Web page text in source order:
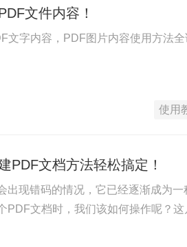
文件内容！
文字内容，PDF图片内容使用方法
使用
PDF文档方法轻松搞定！
出现错码的情况，它已经逐渐成为
文档时，我们该如何操作呢？